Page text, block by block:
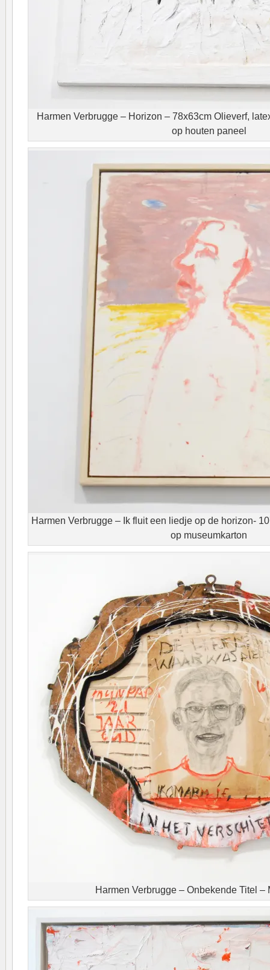
Harmen Verbrugge – Horizon – 78x63cm Olieverf,
op houten paneel
Harmen Verbrugge – Ik fluit een liedje op de horizon-
op museumkarton
Harmen Verbrugge – Onbekende Titel –